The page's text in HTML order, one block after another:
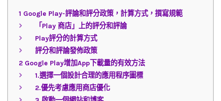
1 Google Play-評論和評分政策，計算方式，撰寫規範
「Play 商店」上的評分和評論
Play評分的計算方式
評分和評論發佈政策
2 Google Play增加App下載量的有效方法
1.選擇一個設計合理的應用程序圖標
2.優先考慮應用商店優化